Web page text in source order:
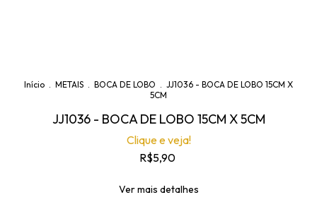
Início . METAIS . BOCA DE LOBO . JJ1036 - BOCA DE LOBO 15CM X
5CM
JJ1036 - BOCA DE LOBO 15CM X 5CM
Clique e veja!
R$5,90
Ver mais detalhes